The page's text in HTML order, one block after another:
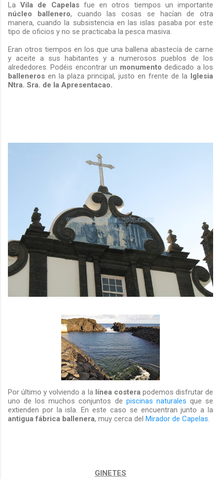
LaVila de Capelasfue en otros tiempos un importante
núcleo
ballenero, cuando las cosas se hacían de otra
manera, cuando la subsistencia en las islas pasaba por este
tipo de oficios y no se practicaba la pesca masiva.
Eran otros tiempos en los que una ballena abastecía de carne
y aceite a sus habitantes y a numerosos pueblos de los
alrededores. Podéis encontrar un monumento dedicado a los
balleneros en la plaza principal, justo en frente de la
Iglesia
Ntra. Sra. de la Apresentacao.
Por último y volviendo a la línea costerapodemos disfrutar de
uno de los muchos conjuntos de piscinas naturales que se
extienden por la isla. En este caso se encuentran junto a la
antigua fábrica ballenera, muy cerca del Mirador de Capelas.
GINETES